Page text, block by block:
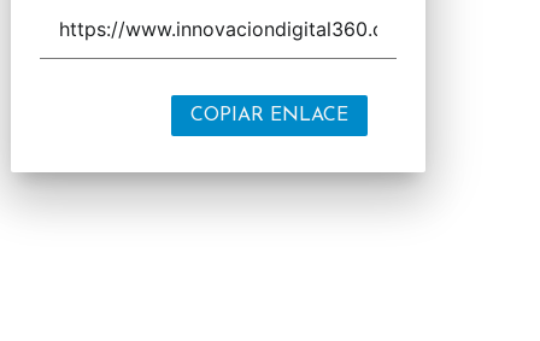
COPIAR ENLACE